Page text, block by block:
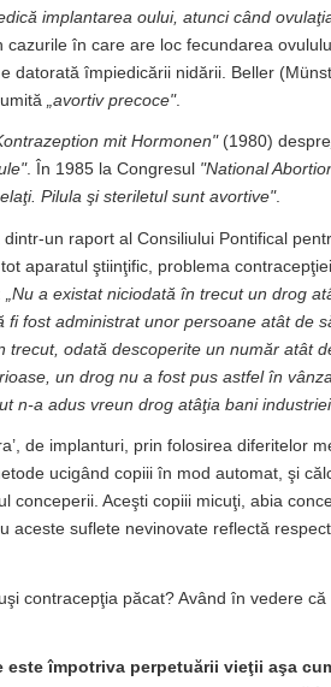
implantarea oului, atunci când
în care are loc fecundarea
datorată împiedicării nidării. Beller
„avortiv precoce".
mit Hormonen"(1980) despre
. În 1985 la Congresul "National
Pilula şi steriletul sunt avortive".
un raport al Consiliului Pontifical
aparatul ştiinţific, problema
„Nu a existat niciodată în trecut un drog
fost administrat unor persoane atât de
trecut, odată descoperite un număr atât
un drog nu a fost pus astfel în
n-a adus vreun drog atâţia bani
de implanturi, prin folosirea diferitelor
ucigând copiii în mod automat, şi
conceperii. Aceşti copiii micuţi, abia
aceste suflete nevinovate reflectă
contracepţia păcat? Având în vedere
este împotriva perpetuării vieţii aşa